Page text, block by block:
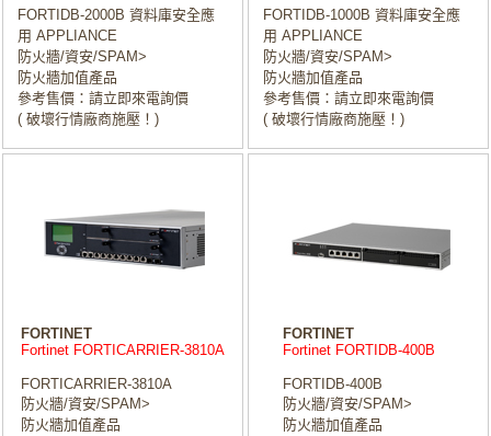
FORTIDB-2000B 資料庫安全應
用 APPLIANCE
防火牆/資安/SPAM>
防火牆加值產品
參考售價：請立即來電詢價
( 破壞行情廠商施壓！)
FORTIDB-1000B 資料庫安全應
用 APPLIANCE
防火牆/資安/SPAM>
防火牆加值產品
參考售價：請立即來電詢價
( 破壞行情廠商施壓！)
FORTINET
Fortinet FORTICARRIER-3810A
FORTICARRIER-3810A
防火牆/資安/SPAM>
防火牆加值產品
FORTINET
Fortinet FORTIDB-400B
FORTIDB-400B
防火牆/資安/SPAM>
防火牆加值產品